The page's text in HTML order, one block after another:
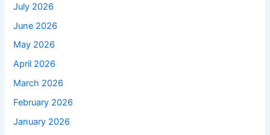
July 2026
June 2026
May 2026
April 2026
March 2026
February 2026
January 2026